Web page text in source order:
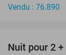
Vendu : 76.890
Nuit pour 2